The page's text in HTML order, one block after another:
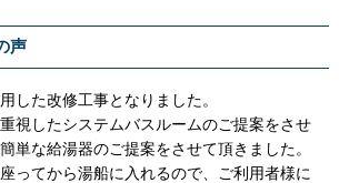
声
した改修工事となりました。
視したシステムバスルームのご提案をさせ
単な給湯器のご提案をさせて頂きました。
ってから湯船に入れるので、ご利用者様に